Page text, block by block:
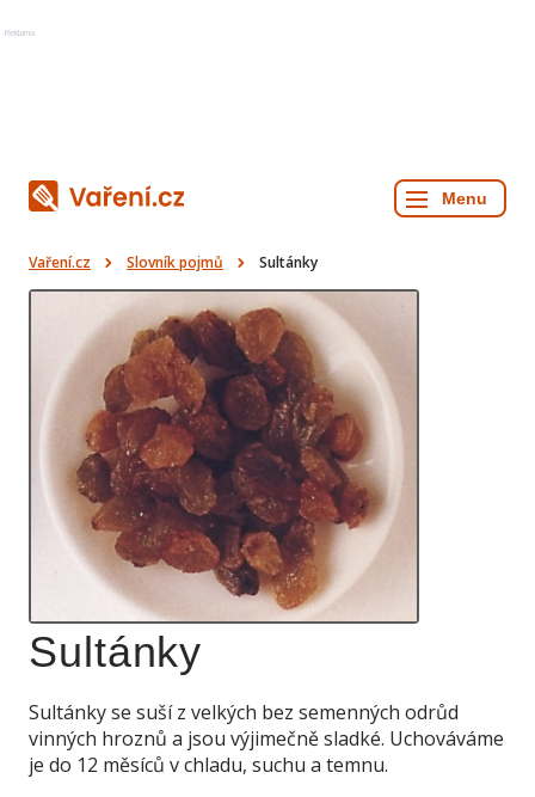
Reklama
Vaření.cz Slovník pojmů Sultánky
Sultánky
Sultánky se suší z velkých bez semenných odrůd
vinných hroznů a jsou výjimečně sladké. Uchováváme
je do 12 měsíců v chladu, suchu a temnu.